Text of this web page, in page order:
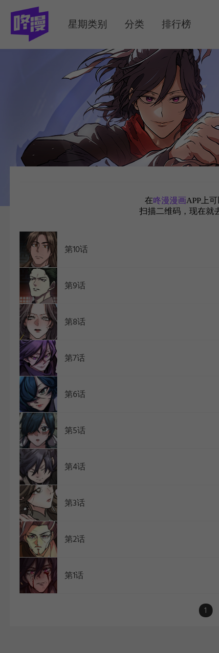
WEBTOON
星期类别 分类 排行榜
在咚漫漫画APP上
扫描二维码，现在就
第10话
第9话
第8话
第7话
第6话
第5话
第4话
第3话
第2话
第1话
1